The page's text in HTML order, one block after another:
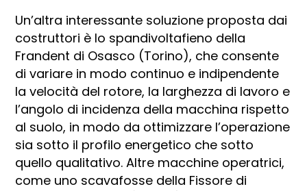
Un’altra interessante soluzione proposta dai
costruttori è lo spandivoltafieno della
Frandent di Osasco (Torino), che consente
di variare in modo continuo e indipendente
la velocità del rotore, la larghezza di lavoro e
l’angolo di incidenza della macchina rispetto
al suolo, in modo da ottimizzare l’operazione
sia sotto il profilo energetico che sotto
quello qualitativo. Altre macchine operatrici,
come uno scavafosse della Fissore di